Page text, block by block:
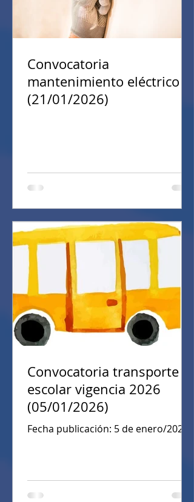
Convocatoria
mantenimiento eléctrico
(21/01/2026)
Convocatoria transporte
escolar vigencia 2026
(05/01/2026)
Fecha publicación: 5 de enero/2026